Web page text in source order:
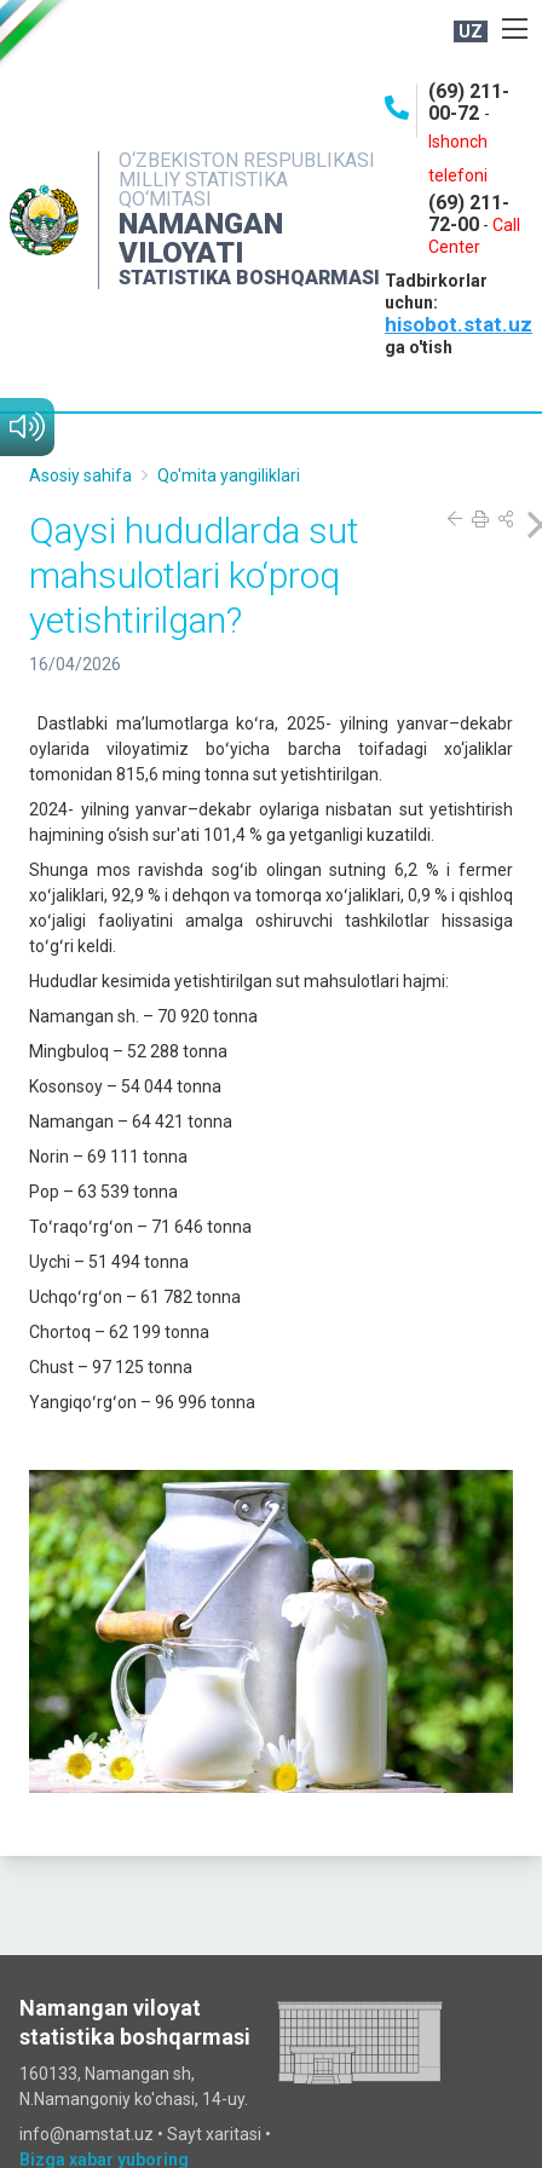
UZ
O‘ZBEKISTON RESPUBLIKASI
MILLIY STATISTIKA
QO‘MITASI
NAMANGAN
VILOYATI
STATISTIKA BOSHQARMASI
(69) 211-
00-72 -
Ishonch
telefoni
(69) 211-
72-00 - Call
Center
Tadbirkorlar
uchun:
hisobot.stat.uz
ga o'tish
NASHRLAR
INTERAKTIV XIZMATLAR
MATBUOT XIZMATI
MUROJAATLAR
Asosiy sahifa Qo'mita yangiliklari
Qaysi hududlarda sut
mahsulotlari ko‘proq
yetishtirilgan?
16/04/2026
Dastlabki maʼlumotlarga koʻra, 2025- yilning yanvar–dekabr
oylarida viloyatimiz boʻyicha barcha toifadagi xo‘jaliklar
tomonidan 815,6 ming tonna sut yetishtirilgan.
2024- yilning yanvar–dekabr oylariga nisbatan sut yetishtirish
hajmining o‘sish sur'ati 101,4 % ga yetganligi kuzatildi.
Shunga mos ravishda sogʻib olingan sutning 6,2 % i fermer
xoʻjaliklari, 92,9 % i dehqon va tomorqa xoʻjaliklari, 0,9 % i qishloq
xoʻjaligi faoliyatini amalga oshiruvchi tashkilotlar hissasiga
toʻgʻri keldi.
Hududlar kesimida yetishtirilgan sut mahsulotlari hajmi:
Namangan sh. – 70 920 tonna
Mingbuloq – 52 288 tonna
Kosonsoy – 54 044 tonna
Namangan – 64 421 tonna
Norin – 69 111 tonna
Pop – 63 539 tonna
Toʻraqoʻrgʻon – 71 646 tonna
Uychi – 51 494 tonna
Uchqoʻrgʻon – 61 782 tonna
Chortoq – 62 199 tonna
Chust – 97 125 tonna
Yangiqoʻrgʻon – 96 996 tonna
Namangan viloyat
statistika boshqarmasi
160133, Namangan sh,
N.Namangoniy ko'chasi, 14-uy.
info@namstat.uz • Sayt xaritasi •
Bizga xabar yuboring